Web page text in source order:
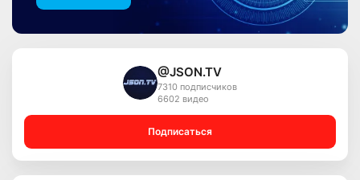
@JSON.TV
7310 подписчиков
6602 видео
Подписаться